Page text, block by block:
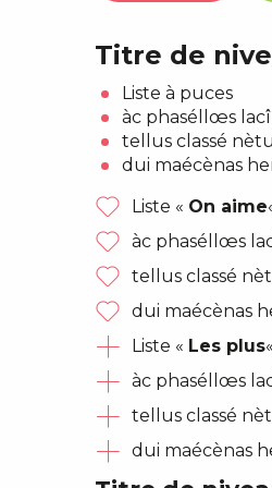
Titre de
Liste à puces
àc phaséllœs
tellus classé
dui maécènas
Liste « On aime
àc phaséllœs
tellus classé
dui maécènas
Liste « Les plus«
àc phaséllœs
tellus classé
dui maécènas